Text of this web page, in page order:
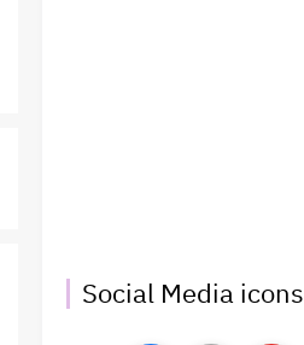
Social Media icons